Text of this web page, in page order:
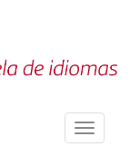
Menú